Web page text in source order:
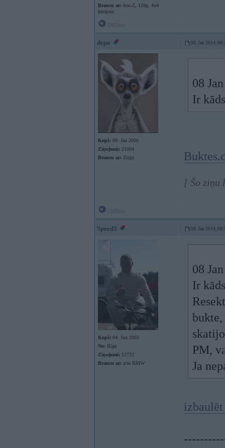
Braucu ar: Iroc-Z, 126p, 4x4
ķenguru
depo 08. Jan 2014,
Kopš: 09. Jan 2006
Ziņojumi: 21004
Braucu ar: Zirgu
08
Ir
[ Šo ziņu
Speed3 08. Jan 2014,
Kopš: 04. Jun 2002
No: Rīga
Ziņojumi: 12722
Braucu ar: a/m BMW
08
Ir
PM,
Ja
izbaulēt